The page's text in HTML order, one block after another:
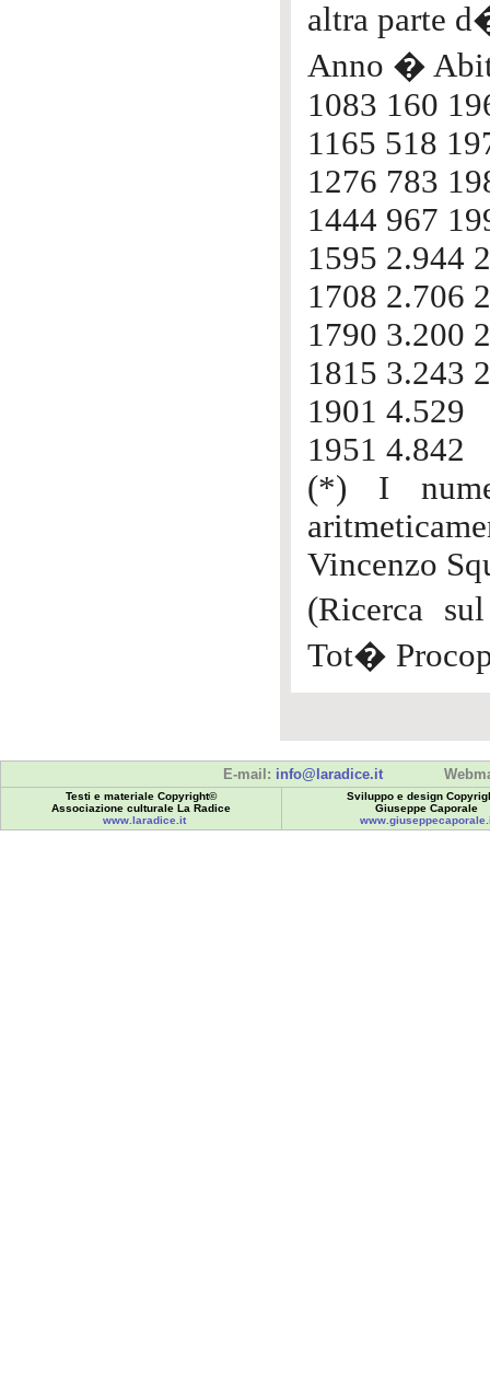
altra parte
Anno �
1083 160
1165 518
1276 783
1444 967
1595 2.944
1708 2.706
1790 3.200
1815 3.243
1901 4.529
1951 4.842
(*) I
Vincenzo
(Ricerca
Tot�
E-mail: info@laradice.it
Testi e materiale Copyright©
Associazione culturale La Radice
www.laradice.it
Sviluppo e design
Giuseppe Caporale